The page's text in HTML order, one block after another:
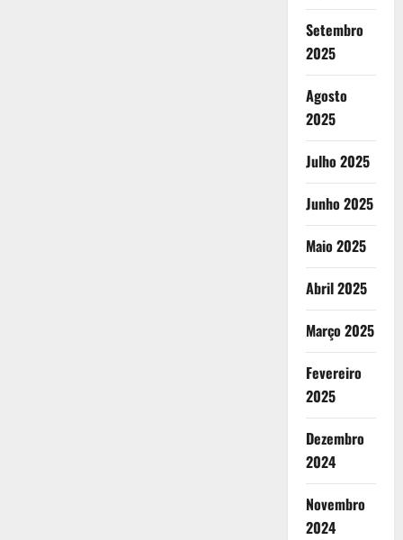
Setembro
2025
Agosto
2025
Julho 2025
Junho 2025
Maio 2025
Abril 2025
Março 2025
Fevereiro
2025
Dezembro
2024
Novembro
2024